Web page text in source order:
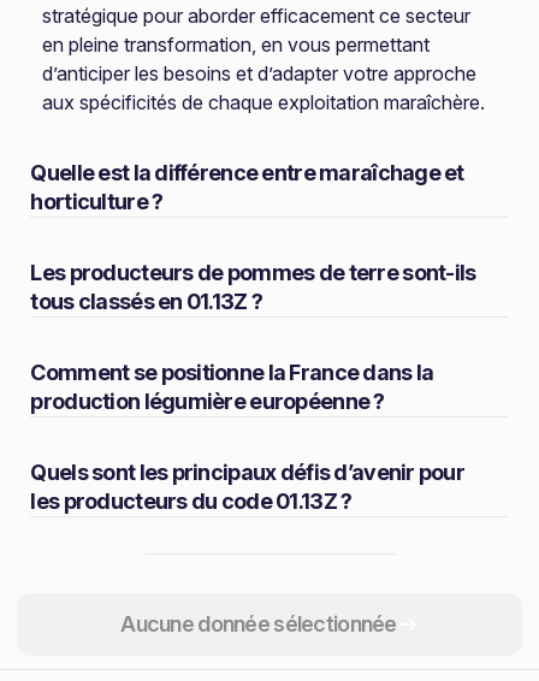
Aucune donnée sélectionnée
stratégique pour aborder efficacement ce secteur
en pleine transformation, en vous permettant
d’anticiper les besoins et d’adapter votre approche
aux spécificités de chaque exploitation maraîchère.
Quelle est la différence entre maraîchage et
horticulture ?
Les producteurs de pommes de terre sont-ils
tous classés en 01.13Z ?
Comment se positionne la France dans la
production légumière européenne ?
Quels sont les principaux défis d’avenir pour
les producteurs du code 01.13Z ?
Partager